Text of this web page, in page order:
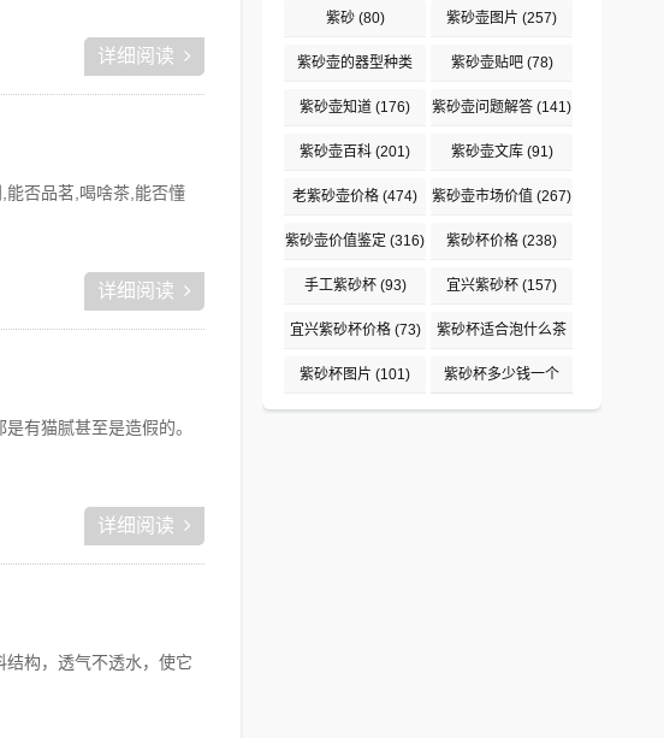
详细阅读
否品茗,喝啥茶,能否懂
详细阅读
有猫腻甚至是造假的。
详细阅读
构，透气不透水，使它
艺美术师(118)
紫砂(80) 紫砂壶图片 (257)
紫砂壶的器型种类
(283)
紫砂壶贴吧(78)
紫砂壶知道 (176) 紫砂壶问题解答 (141)
紫砂壶百科 (201) 紫砂壶文库(91)
老紫砂壶价格 (474) 紫砂壶市场价值 (267)
紫砂壶价值鉴定 (316) 紫砂杯价格 (238)
手工紫砂杯(93) 宜兴紫砂杯 (157)
宜兴紫砂杯价格(73) 紫砂杯适合泡什么茶
(234)
紫砂杯图片 (101) 紫砂杯多少钱一个
(79)